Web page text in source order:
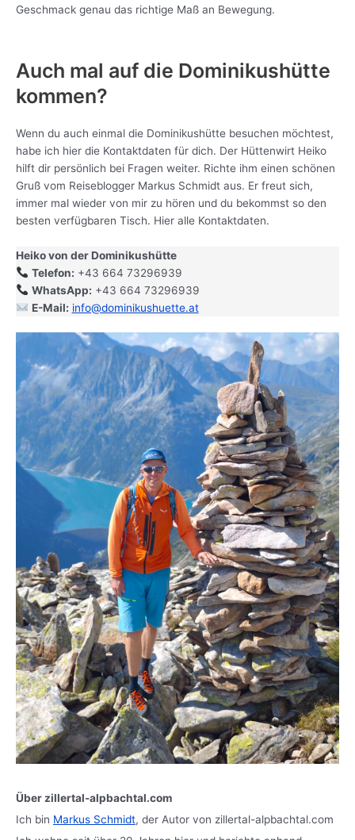
Geschmack genau das richtige Maß an Bewegung.
Auch mal auf die Dominikushütte
kommen?
Wenn du auch einmal die Dominikushütte besuchen möchtest,
habe ich hier die Kontaktdaten für dich. Der Hüttenwirt Heiko
hilft dir persönlich bei Fragen weiter. Richte ihm einen schönen
Gruß vom Reiseblogger Markus Schmidt aus. Er freut sich,
immer mal wieder von mir zu hören und du bekommst so den
besten verfügbaren Tisch. Hier alle Kontaktdaten.
Heiko von der Dominikushütte
Telefon: +43 664 73296939
WhatsApp: +43 664 73296939
E-Mail: info@dominikushuette.at
Über zillertal-alpbachtal.com
Ich bin Markus Schmidt, der Autor von zillertal-alpbachtal.com